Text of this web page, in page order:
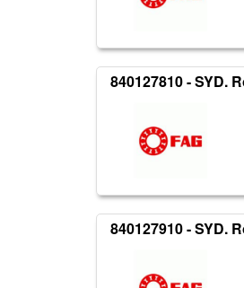
840127810 - SYD.
840127910 - SYD.